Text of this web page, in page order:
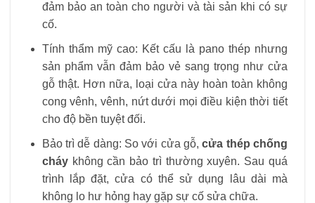
đảm bảo an toàn cho người và tài sản khi có sự
cố.
Tính thẩm mỹ cao: Kết cấu là pano thép nhưng
sản phẩm vẫn đảm bảo vẻ sang trọng như cửa
gỗ thật. Hơn nữa, loại cửa này hoàn toàn không
cong vênh, vênh, nứt dưới mọi điều kiện thời tiết
cho độ bền tuyệt đối.
Bảo trì dễ dàng: So với cửa gỗ,cửa thép chống
cháykhông cần bảo trì thường xuyên. Sau quá
trình lắp đặt, cửa có thể sử dụng lâu dài mà
không lo hư hỏng hay gặp sự cố sửa chữa.